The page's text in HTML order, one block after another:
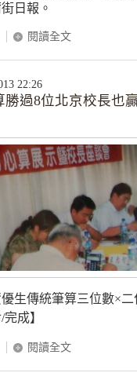
日報。
閱讀全文
22:26
勝過8位北京校長也
生傳統筆算三位數×
成】
閱讀全文